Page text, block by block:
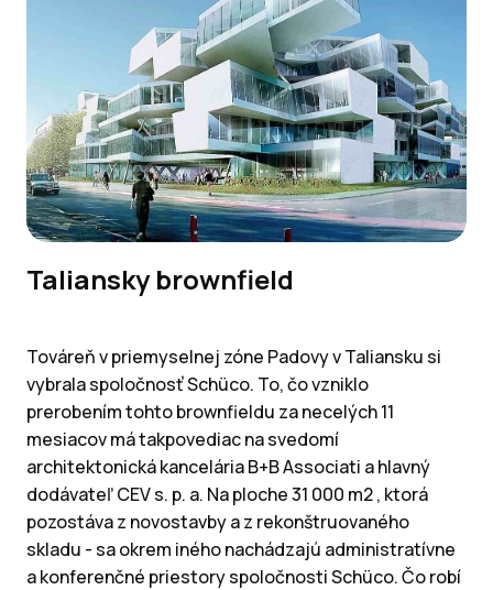
Taliansky brownfield
Továreň v priemyselnej zóne Padovy v Taliansku si
vybrala spoločnosť Schüco. To, čo vzniklo
prerobením tohto brownfieldu za necelých 11
mesiacov má takpovediac na svedomí
architektonická kancelária B+B Associati a hlavný
dodávateľ CEV s. p. a. Na ploche 31 000 m2 , ktorá
pozostáva z novostavby a z rekonštruovaného
skladu - sa okrem iného nachádzajú administratívne
a konferenčné priestory spoločnosti Schüco. Čo robí